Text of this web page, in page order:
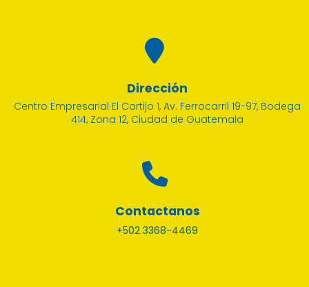
Dirección
Centro Empresarial El Cortijo 1, Av. Ferrocarril 19-97, Bodega
414, Zona 12, Ciudad de Guatemala
Contactanos
+502 3368-4469